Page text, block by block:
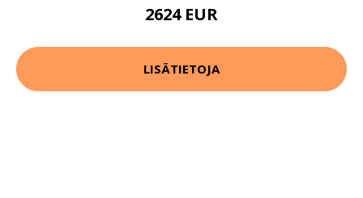
2624 EUR
LISÄTIETOJA